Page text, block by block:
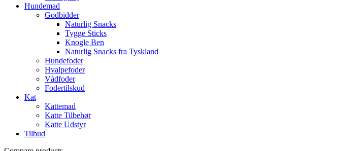
Hundemad
Godbidder
Naturlig Snacks
Tygge Sticks
Knogle Ben
Naturlig Snacks fra Tyskland
Hundefoder
Hvalpefoder
Vådfoder
Fodertilskud
Kat
Kattemad
Katte Tilbehør
Katte Udstyr
Tilbud